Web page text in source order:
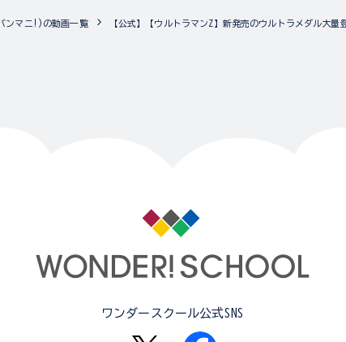
ンマニ!)の動画一覧 【公式】【ウルトラマンZ】新発売のウルトラメダル大
ワンダースクール公式SNS